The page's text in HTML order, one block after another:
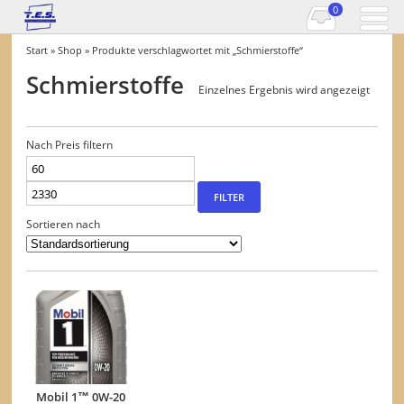
0
Start »Shop » Produkte verschlagwortet mit „Schmierstoffe“
Schmierstoffe Einzelnes Ergebnis wird angezeigt
Nach Preis filtern
Min.
Preis
PreisFILTER
Sortieren nach
Mobil 1™ 0W-20